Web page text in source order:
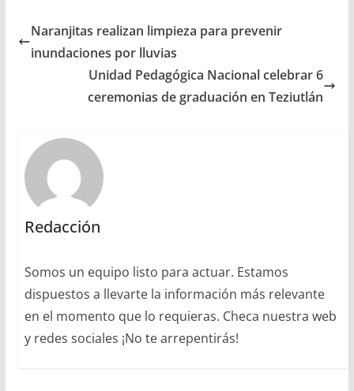
Naranjitas realizan limpieza para prevenir
inundaciones por lluvias
Unidad Pedagógica Nacional celebrar 6
ceremonias de graduación en Teziutlán
Redacción
Somos un equipo listo para actuar. Estamos
dispuestos a llevarte la información más relevante
en el momento que lo requieras. Checa nuestra web
y redes sociales ¡No te arrepentirás!